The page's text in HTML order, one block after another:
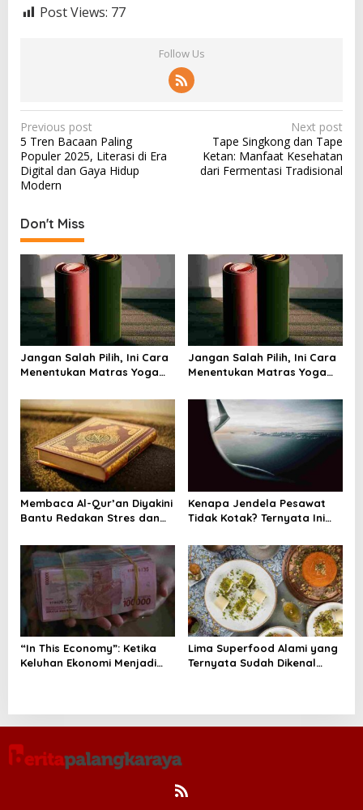
Post Views: 77
Follow Us
P
o
s
t
n
a
v
i
g
t
i
o
n
Previous post
5 Tren Bacaan Paling
Populer 2025, Literasi di Era
Digital dan Gaya Hidup
Modern
Next post
Tape Singkong dan Tape
Ketan: Manfaat Kesehatan
dari Fermentasi Tradisional
Don't Miss
Jangan Salah Pilih, Ini Cara
Menentukan Matras Yoga
Jangan Salah Pilih, Ini Cara
Menentukan Matras Yoga
Membaca Al-Qur’an Diyakini
Bantu Redakan Stres dan
Kenapa Jendela Pesawat
Tidak Kotak? Ternyata Ini
“In This Economy”: Ketika
Keluhan Ekonomi Menjadi
Lima Superfood Alami yang
Ternyata Sudah Dikenal